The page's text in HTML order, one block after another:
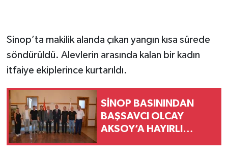
Sinop’ta makilik alanda çıkan yangın kısa sürede
söndürüldü. Alevlerin arasında kalan bir kadın
itfaiye ekiplerince kurtarıldı.
SİNOP BASININDAN
BAŞSAVCI OLCAY
AKSOY’A HAYIRLI